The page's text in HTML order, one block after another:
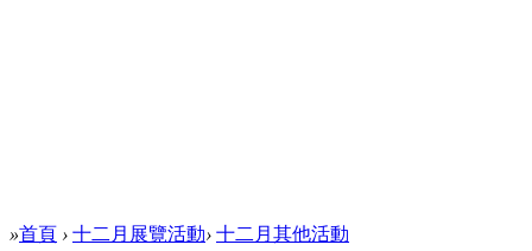
»首頁 › 十二月展覽活動› 十二月其他活動